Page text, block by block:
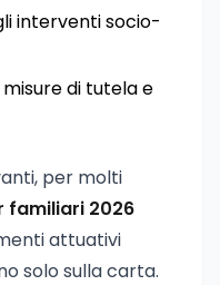
interventi socio-
di tutela e
per molti
familiari 2026
attuativi
solo sulla carta.